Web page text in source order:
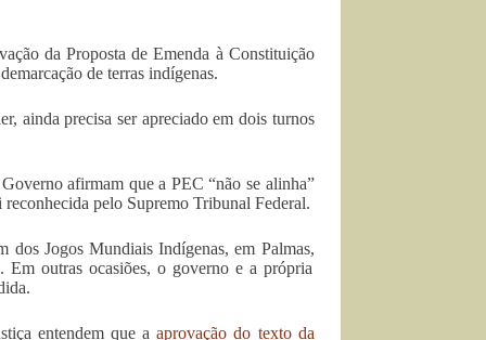
da Proposta de Emenda à Constituição
de terras indígenas.
ainda precisa ser apreciado em dois turnos
afirmam que a PEC “não se alinha”
pelo Supremo Tribunal Federal.
dos Jogos Mundiais Indígenas, em Palmas,
. Em outras ocasiões, o governo e a própria
entendem que aaprovação do texto da